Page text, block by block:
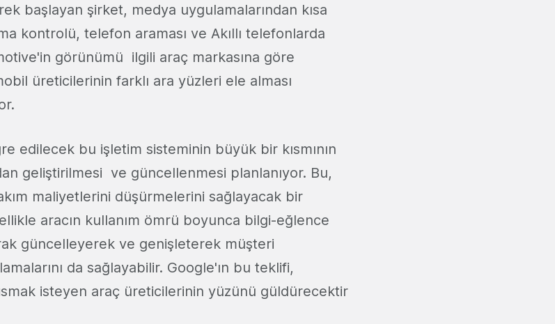
başlayan şirket, medya uygulamalarından kısa
kontrolü, telefon araması ve Akıllı telefonlarda
görünümü ilgili araç markasına göre
üreticilerinin farklı ara yüzleri ele alması
edilecek bu işletim sisteminin büyük bir kısmının
geliştirilmesi ve güncellenmesi planlanıyor. Bu,
maliyetlerini düşürmelerini sağlayacak bir
aracın kullanım ömrü boyunca bilgi-eğlence
güncelleyerek ve genişleterek müşteri
da sağlayabilir. Google'ın bu teklifi,
isteyen araç üreticilerinin yüzünü güldürecektir